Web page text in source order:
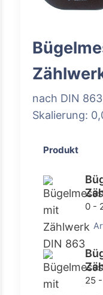
nach DIN
Skalierung:
Produkt
0 -
25